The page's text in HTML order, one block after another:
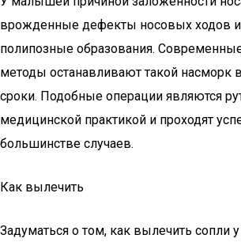
врожденные дефекты носовых ходов
полипозные образования.
методы останавливают такой насморк
сроки. Подобные операции являются
медицинской практикой и проходят
большинстве случаев.
Как вылечить
Задуматься о том, как вылечить сопли